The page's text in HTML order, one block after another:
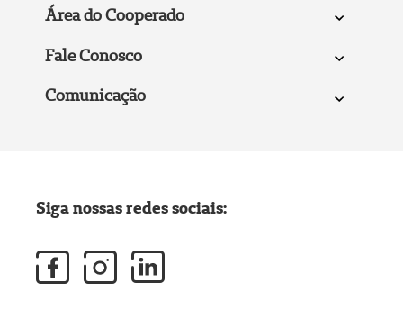
Área do Cooperado
Fale Conosco
Comunicação
Siga nossas redes sociais: